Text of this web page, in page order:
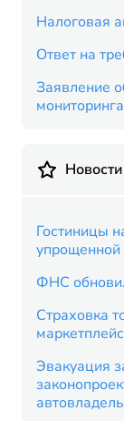
Налоговая
Ответ на
Заявление
мониторинга
Гостиницы
упрощенной
ФНС
Страховка
Эвакуация